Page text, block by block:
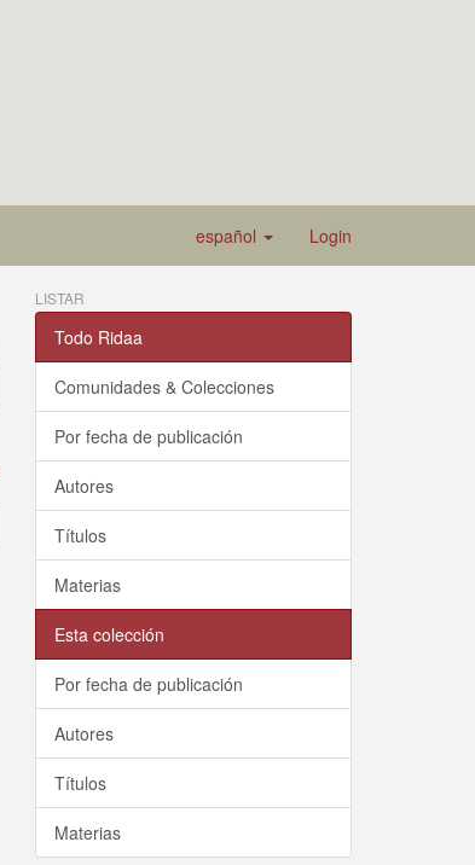
español Login
LISTAR
Todo Ridaa
Comunidades & Colecciones
Por fecha de publicación
Autores
Títulos
Materias
Esta colección
Por fecha de publicación
Autores
Títulos
Materias